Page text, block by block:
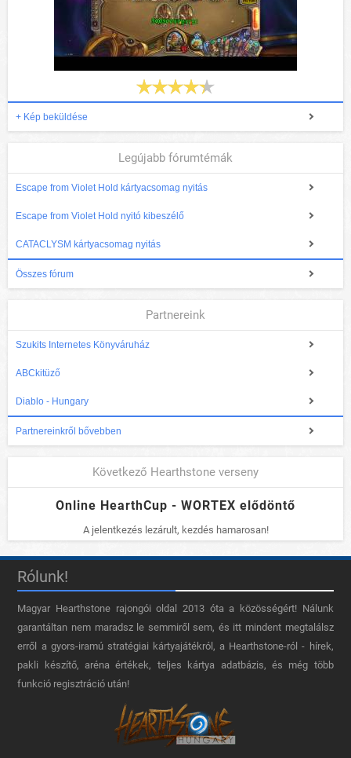
+ Kép beküldése
Legújabb fórumtémák
Escape from Violet Hold kártyacsomag nyitás
Escape from Violet Hold nyitó kibeszélő
CATACLYSM kártyacsomag nyitás
Összes fórum
Partnereink
Szukits Internetes Könyváruház
ABCkitüző
Diablo - Hungary
Partnereinkről bővebben
Következő Hearthstone verseny
Online HearthCup - WORTEX elődöntő
A jelentkezés lezárult, kezdés hamarosan!
Rólunk!
Magyar Hearthstone​ rajongói oldal 2013 óta a közösségért! Nálunk
garantáltan nem maradsz le semmiről sem, és itt mindent megtalálsz
erről a gyors-iramú stratégiai kártyajátékról, a Hearthstone-ról - hírek,
pakli készítő, aréna értékek, teljes kártya adatbázis, és még több
funkció regisztráció után!